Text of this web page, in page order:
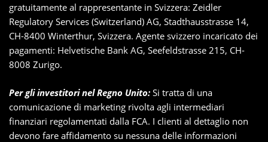
gratuitamente al rappresentante in Svizzera: Zeidler
Regulatory Services (Switzerland) AG, Stadthausstrasse 14,
CH-8400 Winterthur, Svizzera. Agente svizzero incaricato dei
pagamenti: Helvetische Bank AG, Seefeldstrasse 215, CH-
8008 Zurigo.
Per gli investitori nel Regno Unito: Si tratta di una
comunicazione di marketing rivolta agli intermediari
finanziari regolamentati dalla FCA. I clienti al dettaglio non
devono fare affidamento su nessuna delle informazioni